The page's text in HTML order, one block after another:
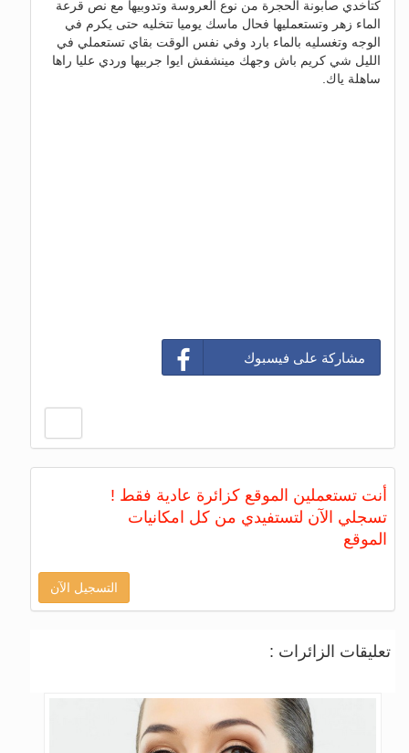
كتاخدي صابونة الحجرة من نوع العروسة وتدوبيها مع نص قرعة
الماء زهر وتستعمليها فحال ماسك يوميا تتخليه حتى يكرم في
الوجه وتغسليه بالماء بارد وفي نفس الوقت بقاي تستعملي في
الليل شي كريم باش وجهك مينشفش ايوا جربيها وردي عليا راها
ساهلة ياك.
مشاركة على فيسبوك
أنت تستعملين الموقع كزائرة عادية فقط !
تسجلي الآن لتستفيدي من كل امكانيات
الموقع
التسجيل الآن
تعليقات الزائرات :